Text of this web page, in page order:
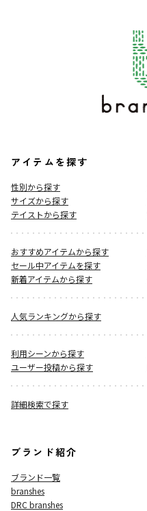
アイテムを探す
性別から探す
サイズから探す
テイストから探す
おすすめアイテムから探す
セール中アイテムを探す
新着アイテムから探す
人気ランキングから探す
利用シーンから探す
ユーザー投稿から探す
詳細検索で探す
ブランド紹介
ブランド一覧
branshes
DRC branshes